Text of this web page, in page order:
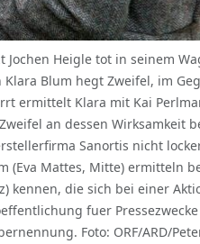
Heigle tot in seinem
Blum hegt Zweifel, im
ermittelt Klara mit Kai
an dessen Wirksamkeit
Sanortis nicht
(Eva Mattes, Mitte) ermitteln
kennen, die sich bei einer
fuer
Foto: ORF/ARD/